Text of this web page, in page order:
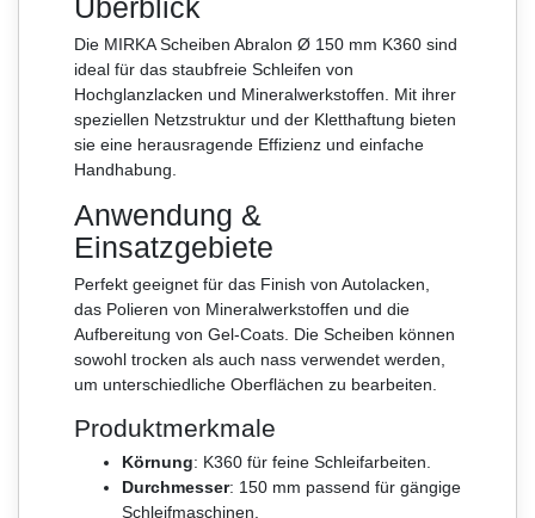
Überblick
Die MIRKA Scheiben Abralon Ø 150 mm K360 sind
ideal für das staubfreie Schleifen von
Hochglanzlacken und Mineralwerkstoffen. Mit ihrer
speziellen Netzstruktur und der Kletthaftung bieten
sie eine herausragende Effizienz und einfache
Handhabung.
Anwendung &
Einsatzgebiete
Perfekt geeignet für das Finish von Autolacken,
das Polieren von Mineralwerkstoffen und die
Aufbereitung von Gel-Coats. Die Scheiben können
sowohl trocken als auch nass verwendet werden,
um unterschiedliche Oberflächen zu bearbeiten.
Produktmerkmale
Körnung: K360 für feine Schleifarbeiten.
Durchmesser: 150 mm passend für gängige
Schleifmaschinen.